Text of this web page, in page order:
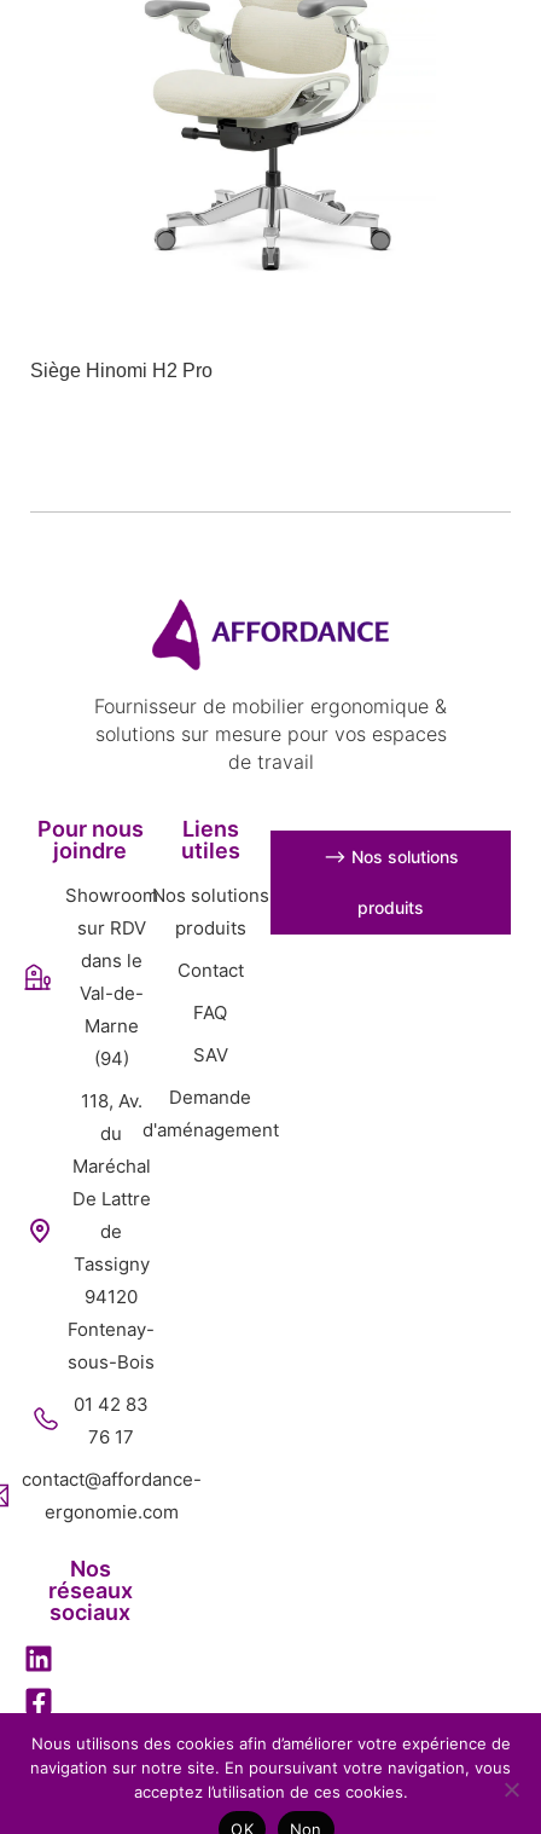
Siège Hinomi H2 Pro
Fournisseur de mobilier ergonomique &
solutions sur mesure pour vos espaces
de travail
Pour nous
joindre
Showroom
sur RDV
dans le
Val-de-
Marne
(94)
118, Av.
du
Maréchal
De Lattre
de
Tassigny
94120
Fontenay-
sous-Bois
01 42 83
76 17
contact@affordance-
ergonomie.com
Nos
réseaux
sociaux
Liens
utiles
Nos solutions
produits
Contact
FAQ
SAV
Demande
d'aménagement
⟶ Nos solutions
produits
Affordance Ergonomie – 2026 – Tous droits réservés-
Mentions légalesPolitique de confidentialité
Nous utilisons des cookies afin d’améliorer votre expérience de
navigation sur notre site. En poursuivant votre navigation, vous
acceptez l’utilisation de ces cookies.
OK
Non